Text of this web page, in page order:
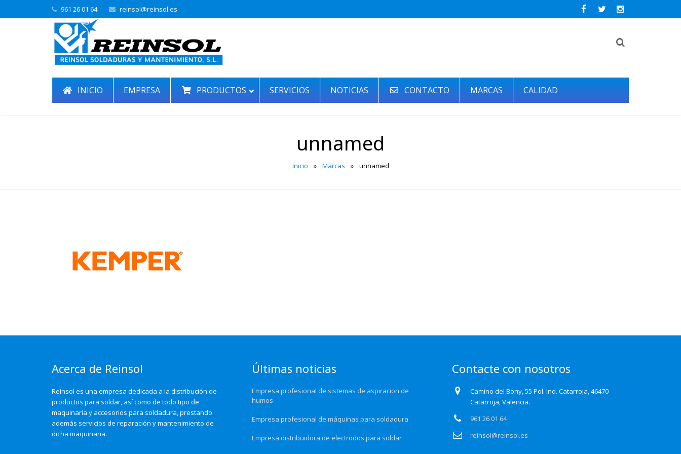
961 26 01 64 reinsol@reinsol.es
INICIO EMPRESA PRODUCTOS SERVICIOS NOTICIAS CONTACTO MARCAS CALIDAD
unnamed
Inicio » Marcas » unnamed
Acerca de Reinsol
Reinsol es una empresa dedicada a la distribución de
productos para soldar, así como de todo tipo de
maquinaria y accesorios para soldadura, prestando
además servicios de reparación y mantenimiento de
dicha maquinaria.
Últimas noticias
Empresa profesional de sistemas de aspiracion de
humos
Empresa profesional de máquinas para soldadura
Empresa distribuidora de electrodos para soldar
Contacte con nosotros
Camino del Bony, 55 Pol. Ind. Catarroja, 46470
Catarroja, Valencia.
961 26 01 64
reinsol@reinsol.es